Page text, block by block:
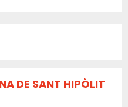
DE SANT HIPÒLIT